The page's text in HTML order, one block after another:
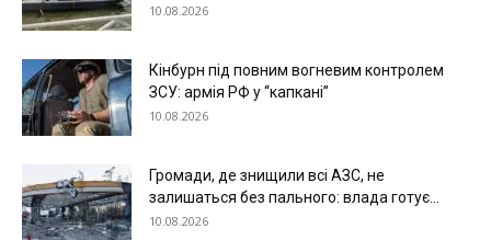
10.08.2026
Кінбурн під повним вогневим контролем
ЗСУ: армія РФ у “капкані”
10.08.2026
Громади, де знищили всі АЗС, не
залишаться без пального: влада готує...
10.08.2026